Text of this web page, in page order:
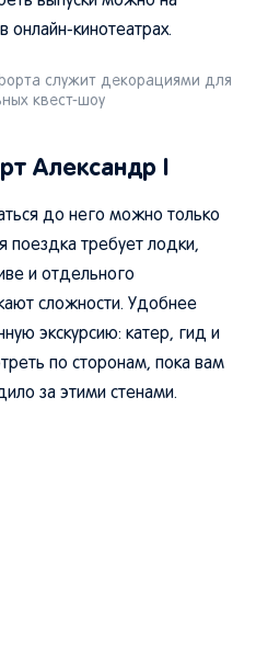
кинотеатрах.
служит декорациями для
квест-шоу
Александр I
до него можно только
поездка требует лодки,
и отдельного
сложности. Удобнее
экскурсию: катер, гид и
по сторонам, пока вам
за этими стенами.